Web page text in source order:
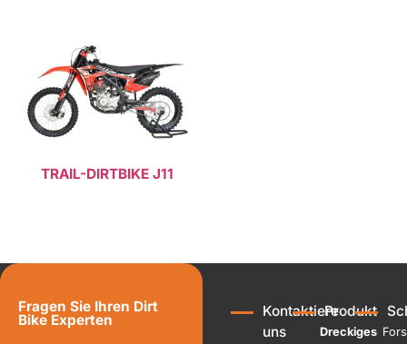
TRAIL-DIRTBIKE J11
Fragen Sie Ihren Dirt
Bike Experten
Kontaktiere
uns
Produkt
Dreckiges